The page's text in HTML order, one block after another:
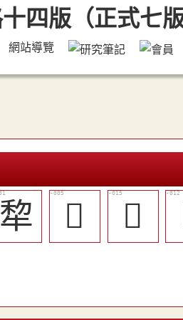
網站導覽
犂 󳤤 󳤪